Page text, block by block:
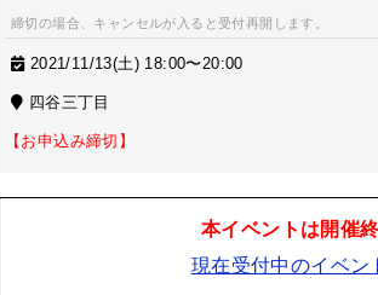
締切の場合、キャンセルが入ると受付再開します。
2021/11/13(土) 18:00〜20:00
四谷三丁目
【お申込み締切】
本イベントは開催
現在受付中のイベン